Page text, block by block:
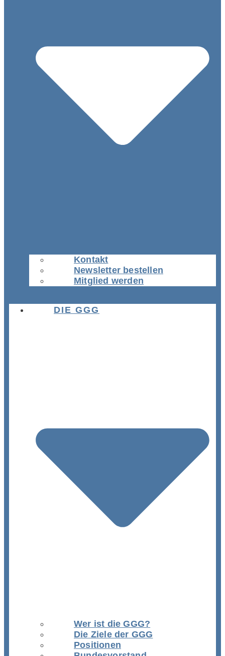
Kontakt
Newsletter bestellen
Mitglied werden
DIE GGG
Wer ist die GGG?
Die Ziele der GGG
Positionen